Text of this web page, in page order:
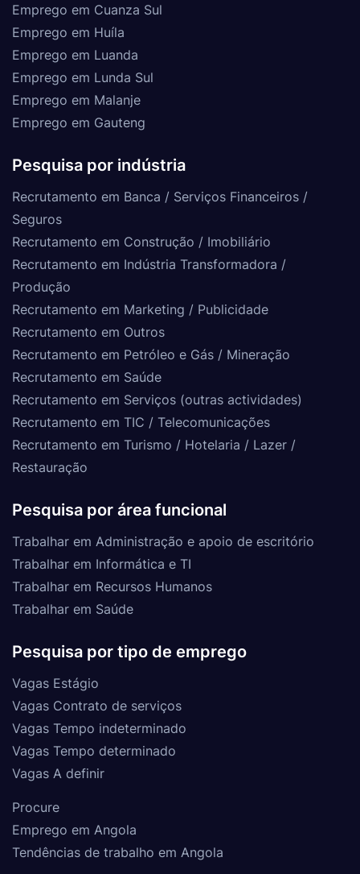
Emprego em Cuanza Sul
Emprego em Huíla
Emprego em Luanda
Emprego em Lunda Sul
Emprego em Malanje
Emprego em Gauteng
Pesquisa por indústria
Recrutamento em Banca / Serviços Financeiros /
Seguros
Recrutamento em Construção / Imobiliário
Recrutamento em Indústria Transformadora /
Produção
Recrutamento em Marketing / Publicidade
Recrutamento em Outros
Recrutamento em Petróleo e Gás / Mineração
Recrutamento em Saúde
Recrutamento em Serviços (outras actividades)
Recrutamento em TIC / Telecomunicações
Recrutamento em Turismo / Hotelaria / Lazer /
Restauração
Pesquisa por área funcional
Trabalhar em Administração e apoio de escritório
Trabalhar em Informática e TI
Trabalhar em Recursos Humanos
Trabalhar em Saúde
Pesquisa por tipo de emprego
Vagas Estágio
Vagas Contrato de serviços
Vagas Tempo indeterminado
Vagas Tempo determinado
Vagas A definir
Procure
Emprego em Angola
Tendências de trabalho em Angola